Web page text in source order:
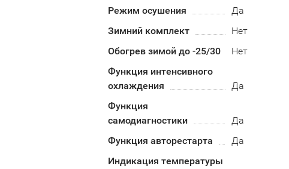
Режим осушения
Да
Зимний комплект
Нет
Обогрев зимой до -25/30
Нет
Функция интенсивного
охлаждения
Да
Функция
самодиагностики
Да
Функция авторестарта
Да
Индикация температуры